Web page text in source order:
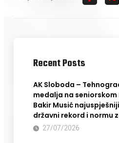
Recent Posts
AK Sloboda –
medalja na seniorskom
Bakir Musić
državni rekord i normu
27/07/2026